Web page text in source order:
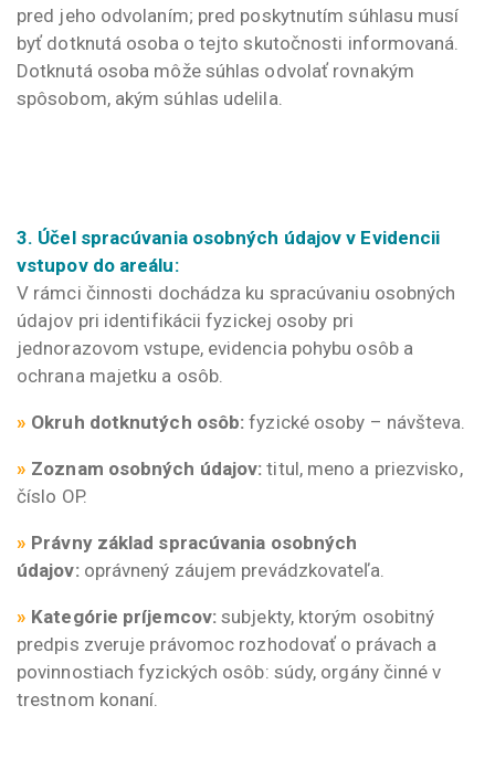
pred jeho odvolaním; pred poskytnutím súhlasu musí
byť dotknutá osoba o tejto skutočnosti informovaná.
Dotknutá osoba môže súhlas odvolať rovnakým
spôsobom, akým súhlas udelila.
3. Účel spracúvania osobných údajov v Evidencii
vstupov do areálu:
V rámci činnosti dochádza ku spracúvaniu osobných
údajov pri identifikácii fyzickej osoby pri
jednorazovom vstupe, evidencia pohybu osôb a
ochrana majetku a osôb.
» Okruh dotknutých osôb: fyzické osoby – návšteva.
» Zoznam osobných údajov: titul, meno a priezvisko,
číslo OP.
» Právny základ spracúvania osobných
údajov:oprávnený záujem prevádzkovateľa.
» Kategórie príjemcov: subjekty, ktorým osobitný
predpis zveruje právomoc rozhodovať o právach a
povinnostiach fyzických osôb: súdy, orgány činné v
trestnom konaní.